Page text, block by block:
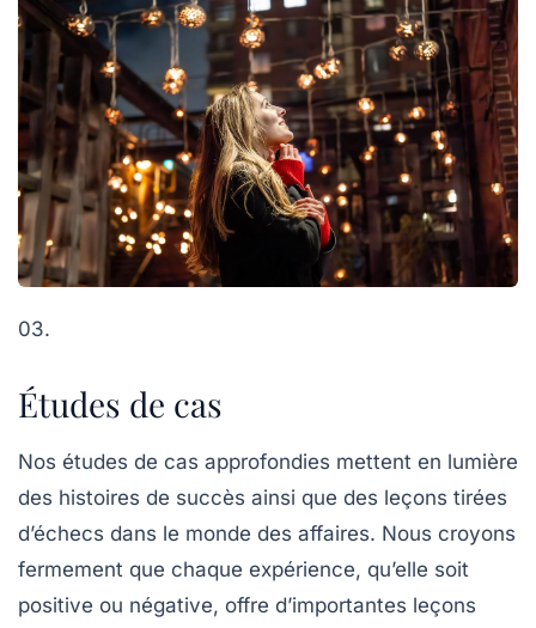
03.
Études de cas
Nos études de cas approfondies mettent en lumière
des histoires de succès ainsi que des leçons tirées
d’échecs dans le monde des affaires. Nous croyons
fermement que chaque expérience, qu’elle soit
positive ou négative, offre d’importantes leçons